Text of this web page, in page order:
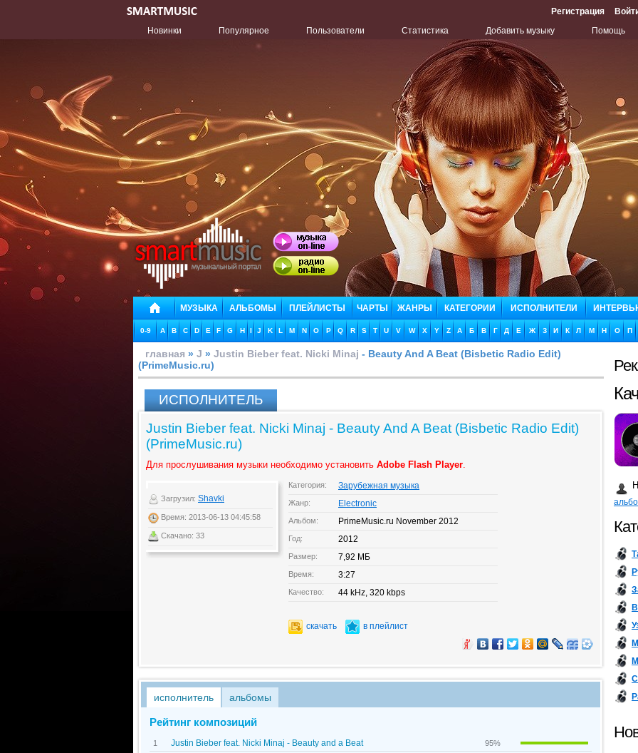
Регистрация
Новинки
Популярное Пользователи Статистика Добавить музыку Помощь
МУЗЫКА АЛЬБОМЫ ПЛЕЙЛИСТЫ ЧАРТЫ ЖАНРЫ КАТЕГОРИИ ИСПОЛНИТЕЛИ
0-9 A B C D E F G H I J K L M N O P Q R S T U V W X Y Z А Б В Г Д Е Ж З И К Л М Н О П
главная » J » Justin Bieber feat. Nicki Minaj - Beauty And A Beat (Bisbetic Radio Edit)
(PrimeMusic.ru)
ИСПОЛНИТЕЛЬ
Justin Bieber feat. Nicki Minaj - Beauty And A Beat (Bisbetic Radio Edit)
(PrimeMusic.ru)
Для прослушивания музыки необходимо установить Adobe Flash Player.
Загрузил: Shavki
Время: 2013-06-13 04:45:58
Скачано: 33
Категория: Зарубежная музыка
Жанр: Electronic
Альбом: PrimeMusic.ru November 2012
Год: 2012
Размер: 7,92 МБ
Время: 3:27
Качество: 44 kHz, 320 kbps
скачать в плейлист
исполнитель альбомы
Рейтинг композиций
1 Justin Bieber feat. Nicki Minaj - Beauty and a Beat
95%